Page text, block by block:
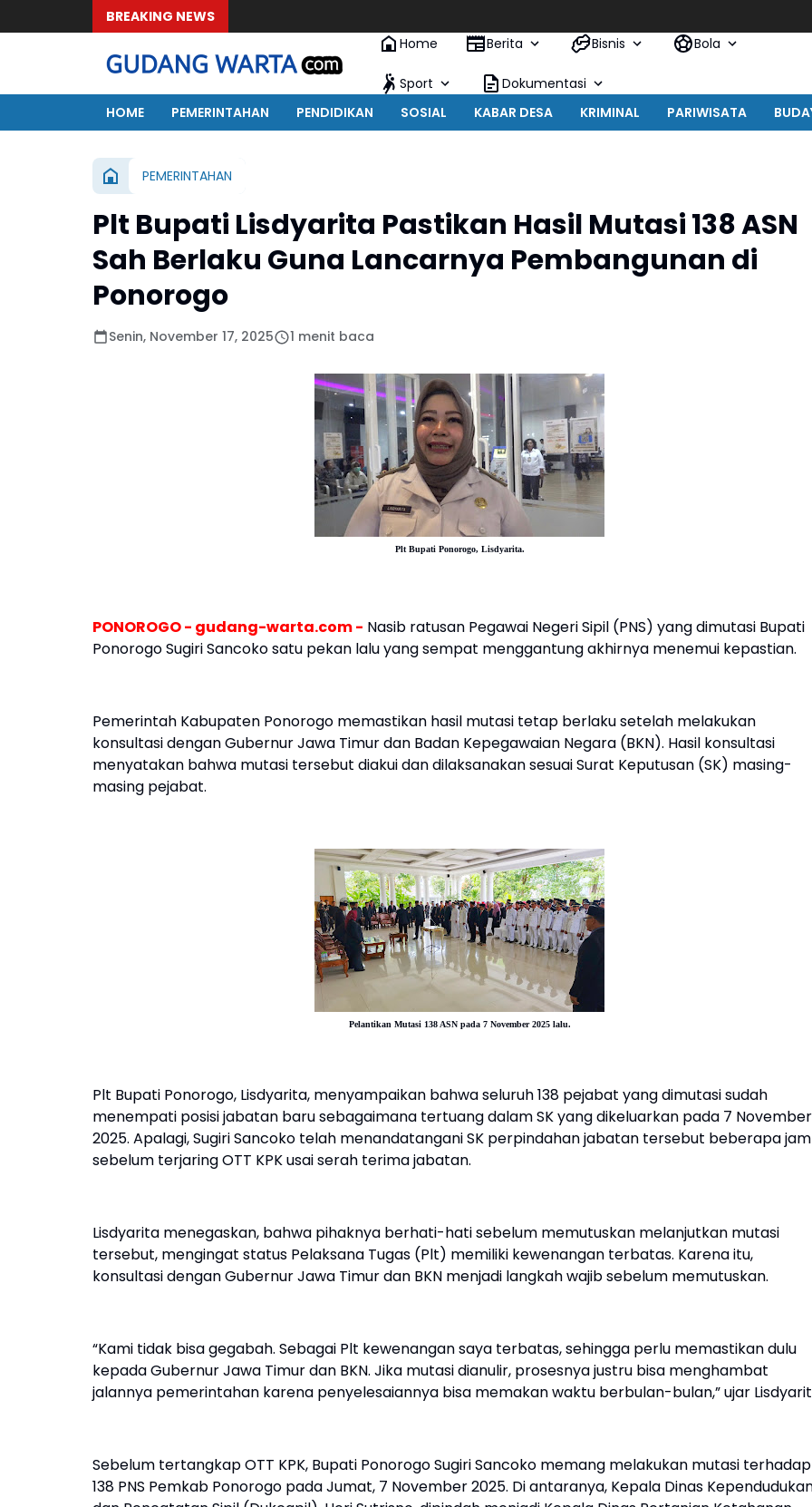
BREAKING NEWS
Home
Berita Bisnis Bola
Sport
Dokumentasi
HOME
PEMERINTAHAN PENDIDIKAN SOSIAL KABAR DESA KRIMINAL PARIWISATA
PEMERINTAHAN
Plt Bupati Lisdyarita Pastikan Hasil Mutasi 138 ASN
Sah Berlaku Guna Lancarnya Pembangunan di
Ponorogo
Senin, November 17, 2025 1 menit baca
Plt Bupati Ponorogo, Lisdyarita.
PONOROGO - gudang-warta.com - Nasib ratusan Pegawai Negeri Sipil (PNS) yang dimutasi Bupati
Ponorogo Sugiri Sancoko satu pekan lalu yang sempat menggantung akhirnya menemui kepastian.
Pemerintah Kabupaten Ponorogo memastikan hasil mutasi tetap berlaku setelah melakukan
konsultasi dengan Gubernur Jawa Timur dan Badan Kepegawaian Negara (BKN). Hasil konsultasi
menyatakan bahwa mutasi tersebut diakui dan dilaksanakan sesuai Surat Keputusan (SK) masing-
masing pejabat.
Pelantikan Mutasi 138 ASN pada 7 November 2025 lalu.
Plt Bupati Ponorogo, Lisdyarita, menyampaikan bahwa seluruh 138 pejabat yang dimutasi sudah
menempati posisi jabatan baru sebagaimana tertuang dalam SK yang dikeluarkan pada 7 November
2025. Apalagi, Sugiri Sancoko telah menandatangani SK perpindahan jabatan tersebut beberapa jam
sebelum terjaring OTT KPK usai serah terima jabatan.
Lisdyarita menegaskan, bahwa pihaknya berhati-hati sebelum memutuskan melanjutkan mutasi
tersebut, mengingat status Pelaksana Tugas (Plt) memiliki kewenangan terbatas. Karena itu,
konsultasi dengan Gubernur Jawa Timur dan BKN menjadi langkah wajib sebelum memutuskan.
“Kami tidak bisa gegabah. Sebagai Plt kewenangan saya terbatas, sehingga perlu memastikan dulu
kepada Gubernur Jawa Timur dan BKN. Jika mutasi dianulir, prosesnya justru bisa menghambat
jalannya pemerintahan karena penyelesaiannya bisa memakan waktu berbulan-bulan,” ujar
Sebelum tertangkap OTT KPK, Bupati Ponorogo Sugiri Sancoko memang melakukan mutasi terhadap
138 PNS Pemkab Ponorogo pada Jumat, 7 November 2025. Di antaranya, Kepala Dinas